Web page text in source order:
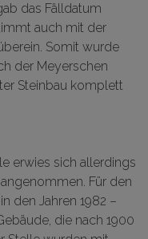
das Fälldatum
auch mit der
Somit wurde
der Meyerschen
Steinbau komplett
erwies sich allerdings
Für den
den Jahren 1982 –
die nach 1900